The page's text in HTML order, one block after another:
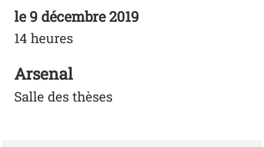
le9 décembre 2019
14 heures
Arsenal
Salle des thèses